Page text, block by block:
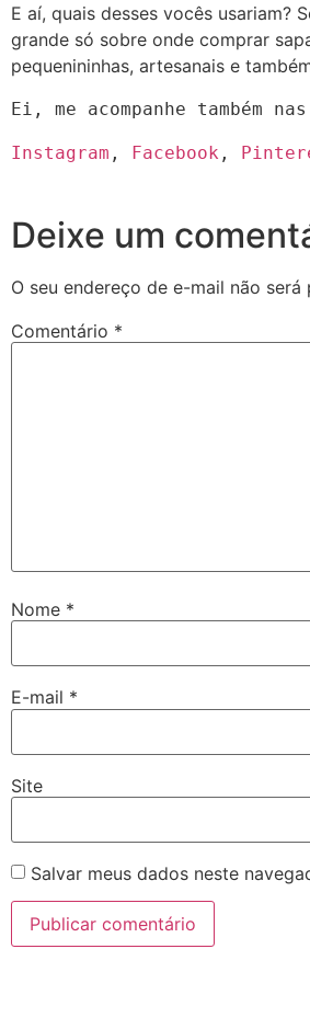
E aí, quais desses vocês usariam?
grande só sobre onde comprar
pequenininhas, artesanais e
Ei, me acompanhe também
Instagram , Facebook ,
Deixe um
O seu endereço de e-mail não será
Comentário *
Nome *
E-mail *
Site
Salvar meus dados neste